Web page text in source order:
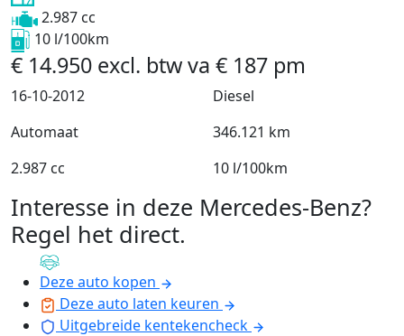
2.987 cc
10 l/100km
€ 14.950 excl. btwva € 187 pm
16-10-2012
Diesel
Automaat
346.121 km
2.987 cc
10 l/100km
Interesse in deze Mercedes-Benz?
Regel het direct.
Deze auto kopen
Deze auto laten keuren
Uitgebreide kentekencheck